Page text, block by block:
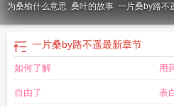
为桑榆什么意思 桑叶的故事 一片桑by路不
遥一片片沧海桑田一片桑叶图片一片桑
一片桑叶一片桑番外 一片桑路不遥讲
一片桑by路不遥最新章节
如何了解 用
自由了 表